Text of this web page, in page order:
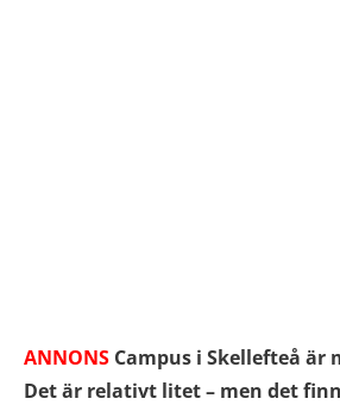
ANNONS Campus i Skellefteå är
Det är relativt litet – men det